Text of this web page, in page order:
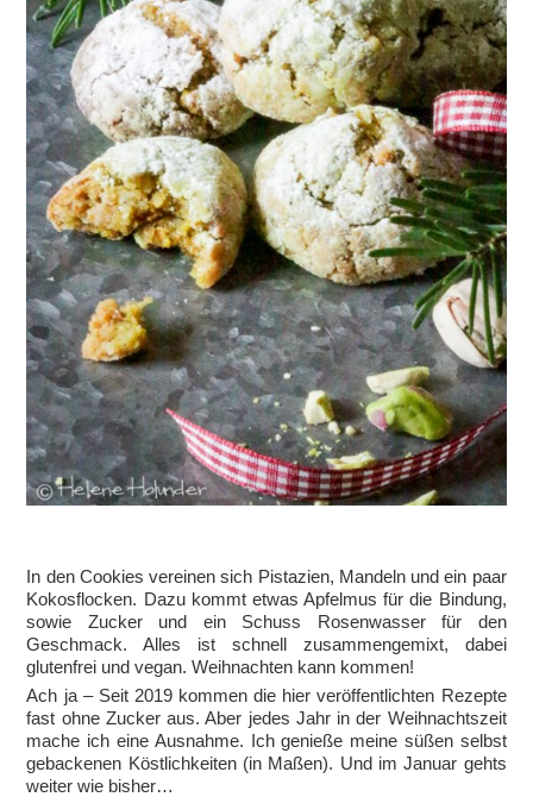
In den Cookies vereinen sich Pistazien, Mandeln und ein paar
Kokosflocken. Dazu kommt etwas Apfelmus für die Bindung,
sowie Zucker und ein Schuss Rosenwasser für den
Geschmack. Alles ist schnell zusammengemixt, dabei
glutenfrei und vegan. Weihnachten kann kommen!
Ach ja – Seit 2019 kommen die hier veröffentlichten Rezepte
fast ohne Zucker aus. Aber jedes Jahr in der Weihnachtszeit
mache ich eine Ausnahme. Ich genieße meine süßen selbst
gebackenen Köstlichkeiten (in Maßen). Und im Januar gehts
weiter wie bisher…